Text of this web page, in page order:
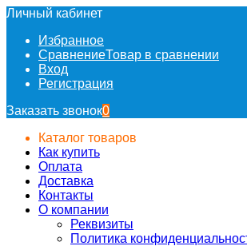
Личный кабинет
Избранное
СравнениеТовар в сравнении
Вход
Регистрация
Заказать звонок0
Каталог товаров
Как купить
Оплата
Доставка
Контакты
О компании
Реквизиты
Политика